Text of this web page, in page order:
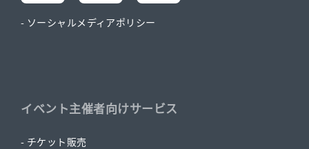
- ソーシャルメディアポリシー
イベント主催者向けサービス
- チケット販売